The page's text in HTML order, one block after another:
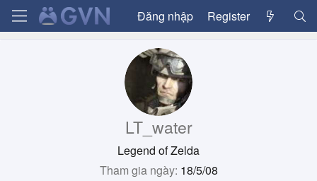
Đăng nhập Register
LT_water
Legend of Zelda
Tham gia ngày 18/5/08